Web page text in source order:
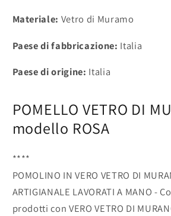
Materiale: Vetro di Muramo
Paese di fabbricazione: Italia
Paese di origine: Italia
POMELLO VETRO DI
modello ROSA
****
POMOLINO IN VERO VETRO DI
ARTIGIANALE LAVORATI A MANO -
prodotti con VERO VETRO DI